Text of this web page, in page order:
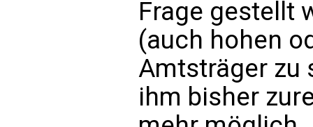
Frage gestellt
(auch hohen
Amtsträger zu
ihm bisher